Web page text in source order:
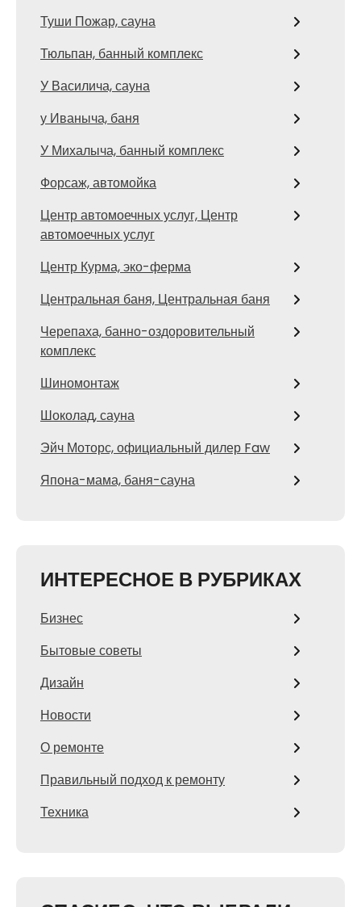
Туши Пожар, сауна
Тюльпан, банный комплекс
У Василича, сауна
у Иваныча, баня
У Михалыча, банный комплекс
Форсаж, автомойка
Центр автомоечных услуг, Центр
автомоечных услуг
Центр Курма, эко-ферма
Центральная баня, Центральная баня
Черепаха, банно-оздоровительный
комплекс
Шиномонтаж
Шоколад, сауна
Эйч Моторс, официальный дилер Faw
Япона-мама, баня-сауна
ИНТЕРЕСНОЕ В РУБРИКАХ
Бизнес
Бытовые советы
Дизайн
Новости
О ремонте
Правильный подход к ремонту
Техника